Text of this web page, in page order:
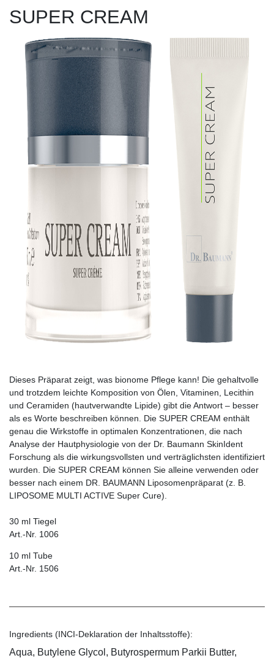
SUPER CREAM
Dieses Präparat zeigt, was bionome Pflege kann! Die gehaltvolle
und trotzdem leichte Komposition von Ölen, Vitaminen, Lecithin
und Ceramiden (hautverwandte Lipide) gibt die Antwort – besser
als es Worte beschreiben können. Die SUPER CREAM enthält
genau die Wirkstoffe in optimalen Konzentrationen, die nach
Analyse der Hautphysiologie von der Dr. Baumann SkinIdent
Forschung als die wirkungsvollsten und verträglichsten identifiziert
wurden. Die SUPER CREAM können Sie alleine verwenden oder
besser nach einem DR. BAUMANN Liposomenpräparat (z. B.
LIPOSOME MULTI ACTIVE Super Cure).
30 ml Tiegel
Art.-Nr. 1006
10 ml Tube
Art.-Nr. 1506
Ingredients (INCI-Deklaration der Inhaltsstoffe):
Aqua, Butylene Glycol, Butyrospermum Parkii Butter,